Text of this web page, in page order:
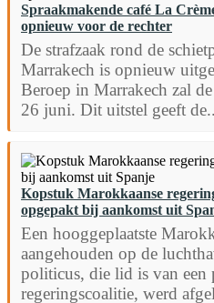
Spraakmakende café La
opnieuw voor de rechter
De strafzaak rond de
Marrakech is opnieuw
Beroep in Marrakech zal
26 juni. Dit uitstel geeft
Kopstuk Marokkaanse
opgepakt bij aankomst uit
Een hooggeplaatste
aangehouden op de
politicus, die lid is van een
regeringscoalitie, werd